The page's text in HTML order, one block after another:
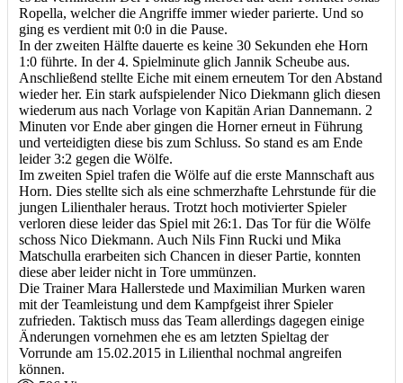
Ropella, welcher die Angriffe immer wieder parierte. Und so
ging es verdient mit 0:0 in die Pause.
In der zweiten Hälfte dauerte es keine 30 Sekunden ehe Horn
1:0 führte. In der 4. Spielminute glich Jannik Scheube aus.
Anschließend stellte Eiche mit einem erneutem Tor den Abstand
wieder her. Ein stark aufspielender Nico Diekmann glich diesen
wiederum aus nach Vorlage von Kapitän Arian Dannemann. 2
Minuten vor Ende aber gingen die Horner erneut in Führung
und verteidigten diese bis zum Schluss. So stand es am Ende
leider 3:2 gegen die Wölfe.
Im zweiten Spiel trafen die Wölfe auf die erste Mannschaft aus
Horn. Dies stellte sich als eine schmerzhafte Lehrstunde für die
jungen Lilienthaler heraus. Trotzt hoch motivierter Spieler
verloren diese leider das Spiel mit 26:1. Das Tor für die Wölfe
schoss Nico Diekmann. Auch Nils Finn Rucki und Mika
Matschulla erarbeiten sich Chancen in dieser Partie, konnten
diese aber leider nicht in Tore ummünzen.
Die Trainer Mara Hallerstede und Maximilian Murken waren
mit der Teamleistung und dem Kampfgeist ihrer Spieler
zufrieden. Taktisch muss das Team allerdings dagegen einige
Änderungen vornehmen ehe es am letzten Spieltag der
Vorrunde am 15.02.2015 in Lilienthal nochmal angreifen
können.